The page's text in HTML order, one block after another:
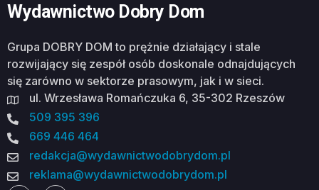
Wydawnictwo Dobry Dom
Grupa DOBRY DOM to prężnie działający i stale
rozwijający się zespół osób doskonale odnajdujących
się zarówno w sektorze prasowym, jak i w sieci.
ul. Wrzesława Romańczuka 6, 35-302 Rzeszów
509 395 396
669 446 464
redakcja@wydawnictwodobrydom.pl
reklama@wydawnictwodobrydom.pl